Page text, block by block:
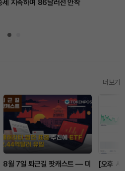
세 지속하며 86달러선 안착
더보기
8월 7일 퇴근길 팟캐스트 — 미 [오후 시